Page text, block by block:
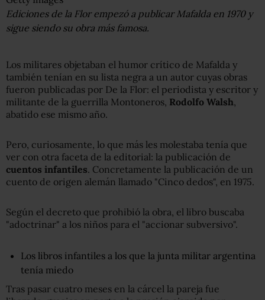
Ediciones de la Flor empezó a publicar Mafalda en 1970 y
sigue siendo su obra más famosa.
Los militares objetaban el humor crítico de Mafalda y
también tenían en su lista negra a un autor cuyas obras
fueron publicadas por De la Flor: el periodista y escritor y
militante de la guerrilla Montoneros, Rodolfo Walsh,
abatido ese mismo año.
Pero, curiosamente, lo que más les molestaba tenía que
ver con otra faceta de la editorial: la publicación de
cuentos infantiles. Concretamente la publicación de un
cuento de origen alemán llamado "Cinco dedos", en 1975.
Según el decreto que prohibió la obra, el libro buscaba
"adoctrinar" a los niños para el "accionar subversivo".
Los libros infantiles a los que la junta militar argentina
tenía miedo
Tras pasar cuatro meses en la cárcel la pareja fue